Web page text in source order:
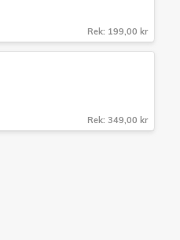
Rek: 199,00 kr
Rek: 349,00 kr